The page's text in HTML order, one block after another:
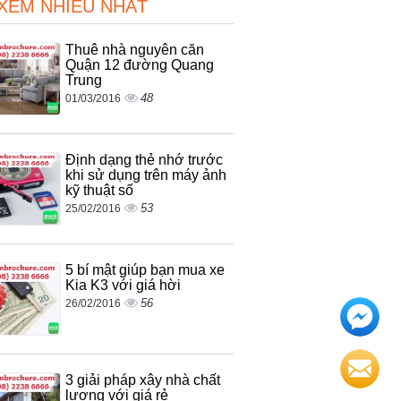
NHIỀU NHẤT
Thuê nhà nguyên căn
Quận 12 đường Quang
Trung
01/03/2016 48
Định dạng thẻ nhớ trước
khi sử dụng trên máy ảnh
kỹ thuật số
25/02/2016 53
5 bí mật giúp bạn mua xe
Kia K3 với giá hời
26/02/2016 56
3 giải pháp xây nhà chất
lương với giá rẻ